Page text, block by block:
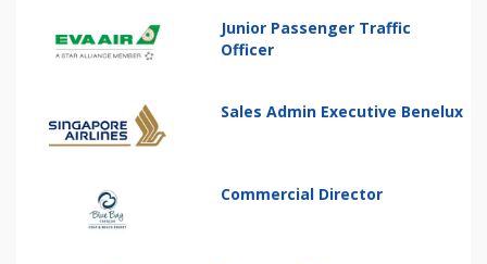
Junior Passenger Traffic
Officer
Sales Admin Executive Benelux
Commercial Director